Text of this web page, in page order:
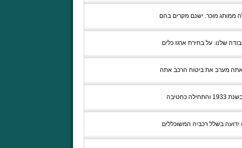
ממותג מוכר. ישנם מקרים בהם
שלנו. על בחירת ארגז כלים
שאתה מערב את ביטוח הרכב אתה
חברת טויוטה היא יצרנית הרכב השנייה בגודלה בעולם ומעסיקה מעל 260 אלף עובדים ברכבי העולם. טויוטה הוקמה בשנת 1933 והתחילה כחטיבה
בשלל רכביה המשוכללים